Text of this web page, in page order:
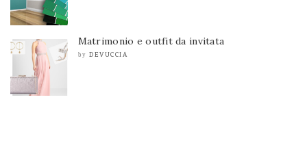
Matrimonio e outfit da invitata
by DEVUCCIA